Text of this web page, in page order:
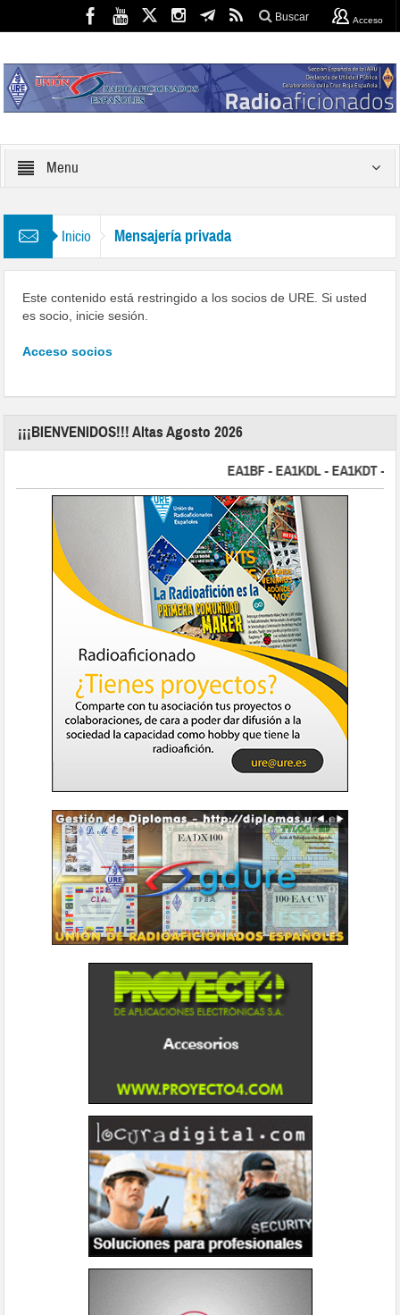
Buscar Acceso
Menu
Inicio Mensajería privada
Este contenido está restringido a los socios de URE. Si usted
es socio, inicie sesión.
Acceso socios
¡¡¡BIENVENIDOS!!! Altas Agosto 2026
EA1BF - EA1KDL - EA1KDT -